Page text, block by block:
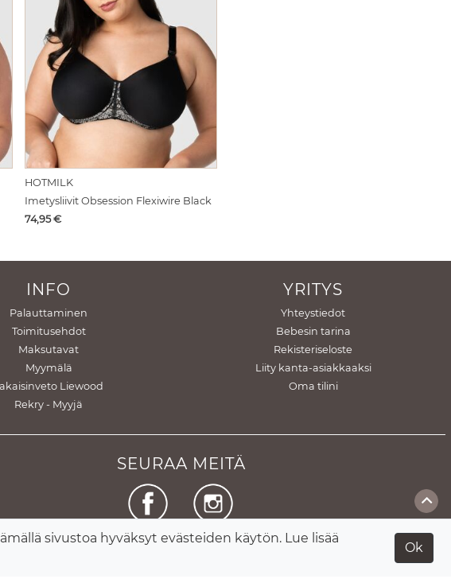
sivustoa hyväksyt evästeiden käytön. Lue lisää
Ok
HOTMILK
Imetysliivit Obsession Flexiwire Black
Hinta
74,95€
INFO
Palauttaminen
Toimitusehdot
Maksutavat
Myymälä
Liewood
Rekry - Myyjä
YRITYS
Yhteystiedot
Bebesin tarina
Rekisteriseloste
Liity kanta-asiakkaaksi
Oma tilini
SEURAA MEITÄ
Facebook Instagram